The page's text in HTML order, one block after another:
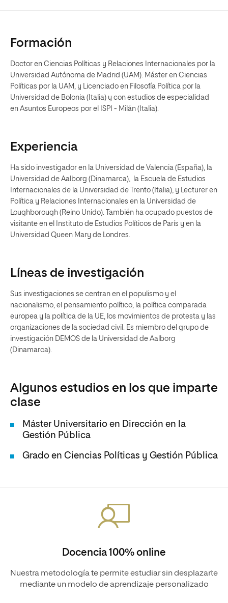
Formación
Doctor en Ciencias Políticas y Relaciones Internacionales por la
Universidad Autónoma de Madrid (UAM). Máster en Ciencias
Políticas por la UAM, y Licenciado en Filosofía Política por la
Universidad de Bolonia (Italia) y con estudios de especialidad
en Asuntos Europeos por el ISPI - Milán (Italia).
Experiencia
Ha sido investigador en la Universidad de Valencia (España), la
Universidad de Aalborg (Dinamarca), la Escuela de Estudios
Internacionales de la Universidad de Trento (Italia), y Lecturer en
Política y Relaciones Internacionales en la Universidad de
Loughborough (Reino Unido). También ha ocupado puestos de
visitante en el Instituto de Estudios Políticos de París y en la
Universidad Queen Mary de Londres.
Líneas de investigación
Sus investigaciones se centran en el populismo y el
nacionalismo, el pensamiento político, la política comparada
europea y la política de la UE, los movimientos de protesta y las
organizaciones de la sociedad civil. Es miembro del grupo de
investigación DEMOS de la Universidad de Aalborg
(Dinamarca).
Algunos estudios en los que imparte
clase
Máster Universitario en Dirección en la
Gestión Pública
Grado en Ciencias Políticas y Gestión Pública
Docencia 100% online
Nuestra metodología te permite estudiar sin desplazarte
mediante un modelo de aprendizaje personalizado